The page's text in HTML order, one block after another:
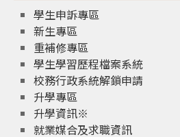
學生申訴專區
新生專區
重補修專區
學生學習歷程檔案系統
校務行政系統解鎖申請
升學專區
升學資訊※
就業媒合及求職資訊